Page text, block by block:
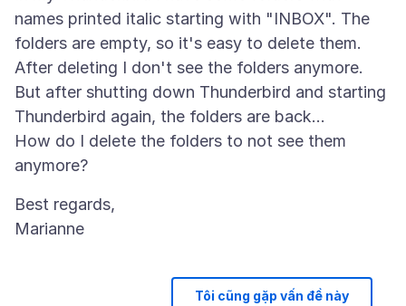
names printed italic starting with "INBOX". The
folders are empty, so it's easy to delete them.
After deleting I don't see the folders anymore.
But after shutting down Thunderbird and starting
Thunderbird again, the folders are back...
How do I delete the folders to not see them
Best regards,
Tôi cũng gặp vấn đề này